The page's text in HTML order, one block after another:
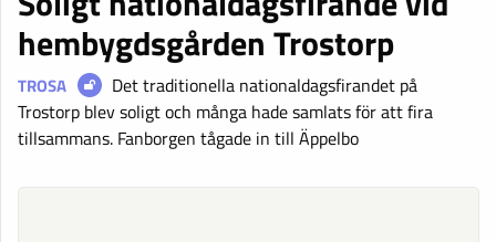
hembygdsgården Trostorp
TROSA
Det traditionella nationaldagsfirandet på
Trostorp blev soligt och många hade samlats för att fira
tillsammans. Fanborgen tågade in till Äppelbo